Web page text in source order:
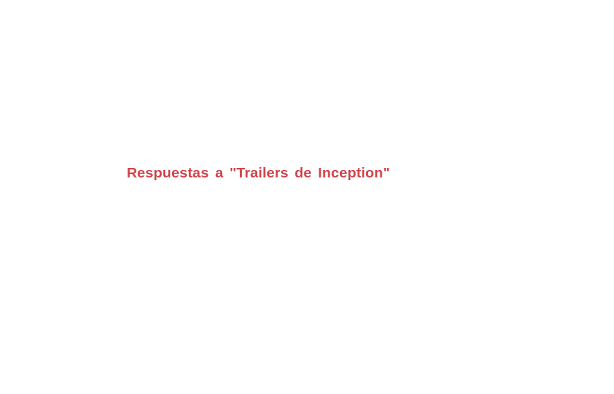
Respuestas a "Trailers de Inception"